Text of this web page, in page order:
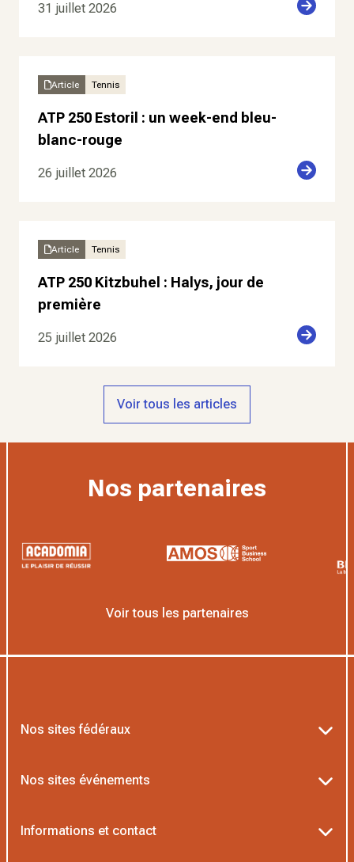
31 juillet 2026
Article Tennis
ATP 250 Estoril : un week-end bleu-
blanc-rouge
26 juillet 2026
Article Tennis
ATP 250 Kitzbuhel : Halys, jour de
première
25 juillet 2026
Voir tous les articles
Nos partenaires
Voir tous les partenaires
Nos sites fédéraux
Nos sites événements
Informations et contact